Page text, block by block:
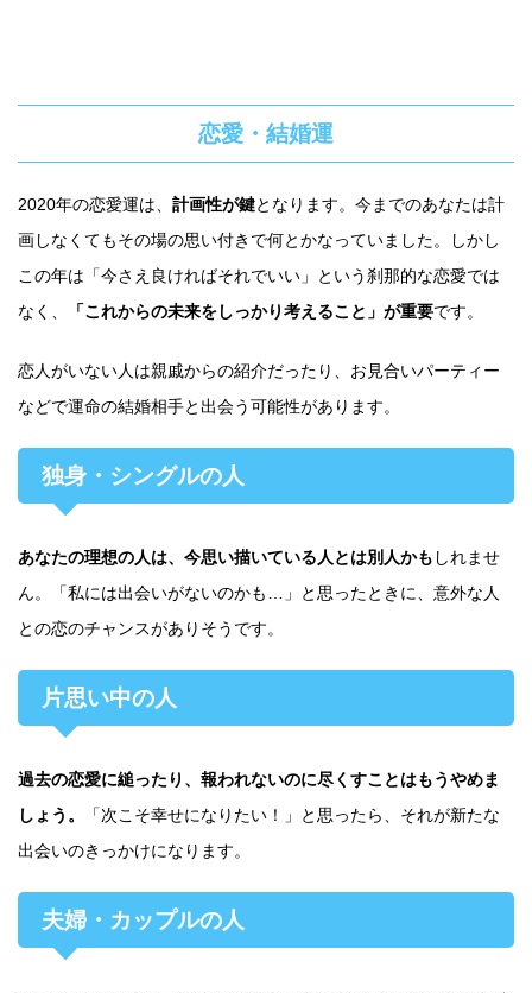
恋愛・結婚運
2020年の恋愛運は、 計画性が鍵となります。今までのあなたは計
画しなくてもその場の思い付きで何とかなっていました。しかし
この年は「今さえ良ければそれでいい」という刹那的な恋愛では
なく、
「これからの未来をしっかり考えること」が重要です。
恋人がいない人は親戚からの紹介だったり、お見合いパーティー
などで運命の結婚相手と出会う可能性があります。
独身・シングルの人
あなたの理想の人は、今思い描いている人とは別人かも しれませ
ん。「私には出会いがないのかも…」と思ったときに、意外な人
との恋のチャンスがありそうです。
片思い中の人
過去の恋愛に縋ったり、報われないのに尽くすことはもうやめま
しょう。
「次こそ幸せになりたい！」と思ったら、それが新たな
出会いのきっかけになります。
夫婦・カップルの人